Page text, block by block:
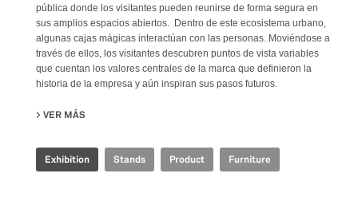
pública donde los visitantes pueden reunirse de forma segura en
sus amplios espacios abiertos. Dentro de este ecosistema urbano,
algunas cajas mágicas interactúan con las personas. Moviéndose a
través de ellos, los visitantes descubren puntos de vista variables
que cuentan los valores centrales de la marca que definieron la
historia de la empresa y aún inspiran sus pasos futuros.
VER MÁS
Exhibition Stands Product Furniture